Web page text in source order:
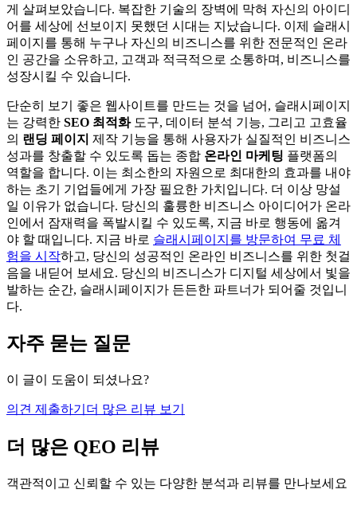
게 살펴보았습니다. 복잡한 기술의 장벽에 막혀 자신의 아이디
어를 세상에 선보이지 못했던 시대는 지났습니다. 이제 슬래시
페이지를 통해 누구나 자신의 비즈니스를 위한 전문적인 온라
인 공간을 소유하고, 고객과 적극적으로 소통하며, 비즈니스를
성장시킬 수 있습니다.
단순히 보기 좋은 웹사이트를 만드는 것을 넘어, 슬래시페이지
는 강력한 SEO 최적화도구, 데이터 분석 기능, 그리고 고효율
의 랜딩 페이지 제작 기능을 통해 사용자가 실질적인 비즈니스
성과를 창출할 수 있도록 돕는 종합 온라인 마케팅 플랫폼의
역할을 합니다. 이는 최소한의 자원으로 최대한의 효과를 내야
하는 초기 기업들에게 가장 필요한 가치입니다. 더 이상 망설
일 이유가 없습니다. 당신의 훌륭한 비즈니스 아이디어가 온라
인에서 잠재력을 폭발시킬 수 있도록, 지금 바로 행동에 옮겨
야 할 때입니다. 지금 바로 슬래시페이지를 방문하여 무료 체
험을 시작하고, 당신의 성공적인 온라인 비즈니스를 위한 첫걸
음을 내딛어 보세요. 당신의 비즈니스가 디지털 세상에서 빛을
발하는 순간, 슬래시페이지가 든든한 파트너가 되어줄 것입니
다.
자주 묻는 질문
이 글이 도움이 되셨나요?
의견 제출하기 더 많은 리뷰 보기
더 많은 QEO 리뷰
객관적이고 신뢰할 수 있는 다양한 분석과 리뷰를 만나보세요